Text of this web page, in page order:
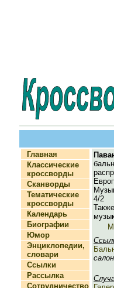
Главная
Классические
кроссворды
Сканворды
Тематические
кроссворды
Календарь
Биографии
Юмор
Энциклопедии,
словари
Ссылки
Рассылка
Сотрудничество
4/2